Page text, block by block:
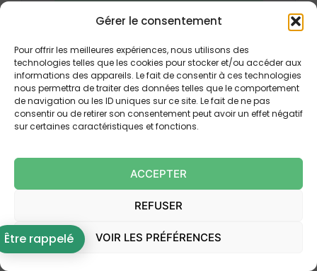
Gérer le consentement
Pour offrir les meilleures expériences, nous utilisons des
technologies telles que les cookies pour stocker et/ou accéder aux
informations des appareils. Le fait de consentir à ces technologies
nous permettra de traiter des données telles que le comportement
de navigation ou les ID uniques sur ce site. Le fait de ne pas
consentir ou de retirer son consentement peut avoir un effet négatif
sur certaines caractéristiques et fonctions.
ACCEPTER
REFUSER
VOIR LES PRÉFÉRENCES
↓
Recevabilité appréciéepour chacun
séparément
Le pouvoir souverain du juge efface-t-il
On aurait pu objecter que l’appréciation de la bonne
foi relève du pouvoir souverain des juges du fond — ce
de la Cour de cassation. L’arrêt prend soin de
désamorcer cette objection. Oui, l’appréciation de la
Être rappelé